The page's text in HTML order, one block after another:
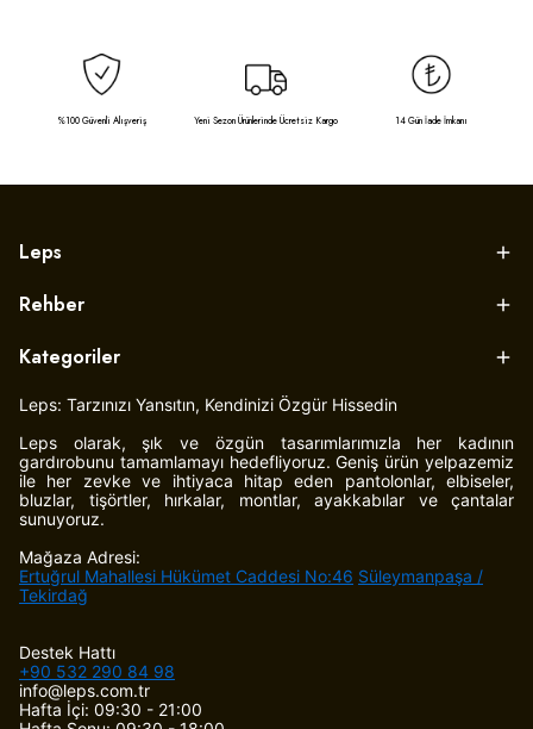
%100 Güvenli Alışveriş Yeni Sezon Ürünlerinde Ücretsiz Kargo 14 Gün İade İmkanı
Leps
Rehber
Kategoriler
Leps: Tarzınızı Yansıtın, Kendinizi Özgür Hissedin
Leps olarak, şık ve özgün tasarımlarımızla her kadının
gardırobunu tamamlamayı hedefliyoruz. Geniş ürün yelpazemiz
ile her zevke ve ihtiyaca hitap eden pantolonlar, elbiseler,
bluzlar, tişörtler, hırkalar, montlar, ayakkabılar ve çantalar
sunuyoruz.
Mağaza Adresi:
Ertuğrul Mahallesi Hükümet Caddesi No:46 Süleymanpaşa /
Tekirdağ
Destek Hattı
+90 532 290 84 98
info@leps.com.tr
Hafta İçi: 09:30 - 21:00